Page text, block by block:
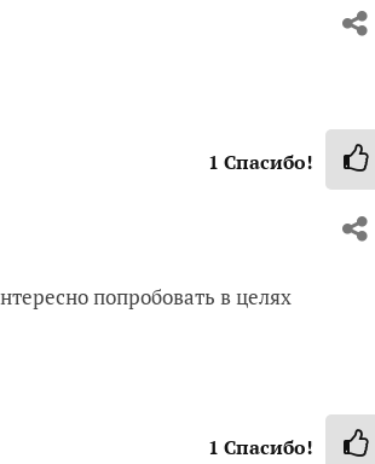
1 Спасибо!
попробовать в целях
1 Спасибо!